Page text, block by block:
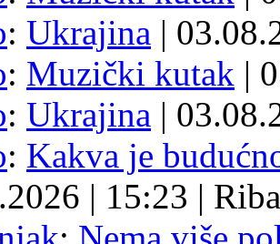
: Ukrajina |
: Muzički kutak |
: Ukrajina |
: Kakva je
| 15:23 | Riba